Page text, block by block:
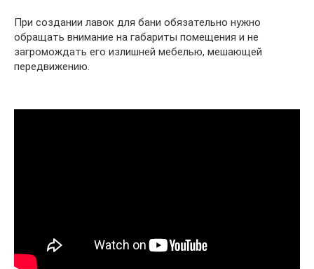
При создании лавок для бани обязательно нужно
обращать внимание на габариты помещения и не
загромождать его излишней мебелью, мешающей
передвижению.